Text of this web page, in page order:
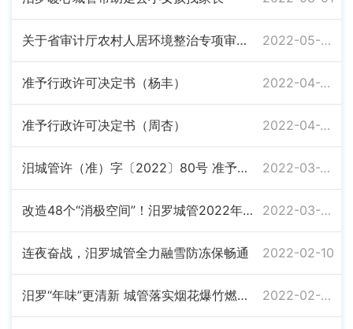
关于省审计厅农村人居环境整治专项审计反馈问题整改完成情况的公示 2022-05-05
准予行政许可决定书（杨丰） 2022-04-22
准予行政许可决定书（周杏） 2022-04-22
汨城管许（准）字〔2022〕80号 准予行政许可决定书 2022-03-24
改造48个“消极空间”！汨罗城管2022年第一个“大动作”来了 2022-03-02
连夜奋战，汨罗城管全力融雪防冻保畅通 2022-02-10
汨罗“年味”更清新 城管落实烟花爆竹燃放管理 劝导制止燃放80余起 2022-02-07